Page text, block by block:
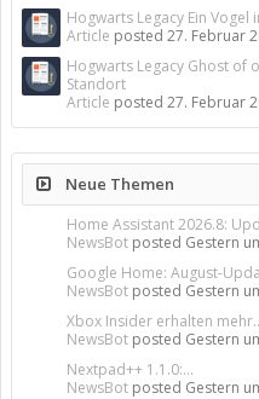
Hogwarts Legacy Ein
Article posted 27. Februar
Hogwarts Legacy Ghost of
Standort
Article posted 27. Februar
Neue Themen
Home Assistant 2026.8:
NewsBot posted Gestern
Google Home: August-
NewsBot posted Gestern
Xbox Insider erhalten
NewsBot posted Gestern
Nextpad++ 1.1.0:...
NewsBot posted Gestern